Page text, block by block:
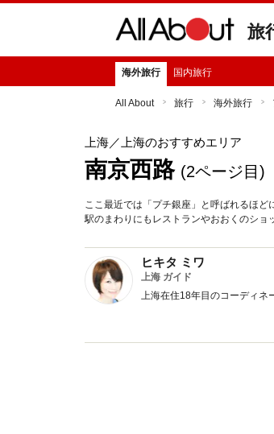
旅
海外旅行 国内旅行
All About 旅行 海外旅行
上海／上海のおすすめエリア
南京西路 (2ページ目)
ここ最近では「プチ銀座」と呼ばれるほ
駅のまわりにもレストランやおおくのショ
ヒキタ ミワ
上海 ガイド
上海在住18年目のコーディネ